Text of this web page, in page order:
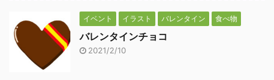
イベント イラスト バレンタイン 食べ物
バレンタインチョコ
2021/2/10